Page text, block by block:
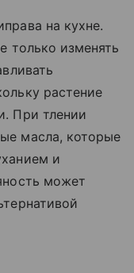
на кухне.
только изменять
растение
При тлении
масла, которые
и
может